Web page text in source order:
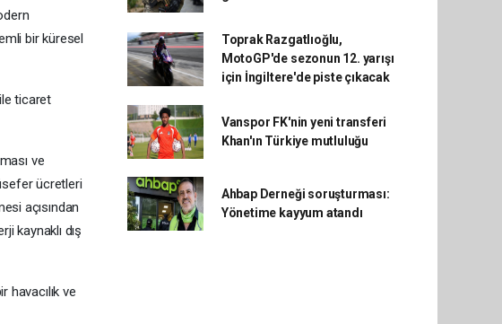
bir küresel
ticaret
ve
ücretleri
açısından
kaynaklı dış
ve
Toprak Razgatlıoğlu,
MotoGP'de sezonun 12. yarışı
için İngiltere'de piste çıkacak
Vanspor FK'nin yeni transferi
Khan'ın Türkiye mutluluğu
Ahbap Derneği soruşturması:
Yönetime kayyum atandı